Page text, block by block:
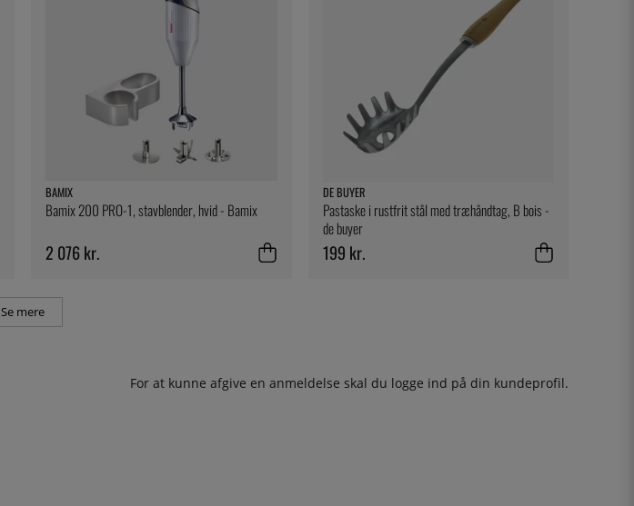
BAMIX
Bamix 200 PRO-1, stavblender, hvid - Bamix
2 076 kr.
DE BUYER
Pastaske i rustfrit stål med træhåndtag, B bois -
de buyer
199 kr.
Se mere
For at kunne afgive en anmeldelse skal du logge ind på din kundeprofil.